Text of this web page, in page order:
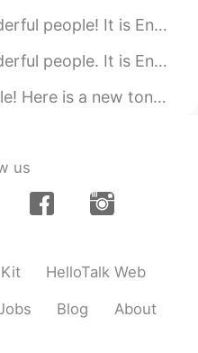
る気がします、、、💓
2020.04.01 13:09
practice time. Send me a message if you ...
practice time. Send me a message if you ...
for you: Rachel is rarely really very wear...
us
HelloTalk Web
Blog About